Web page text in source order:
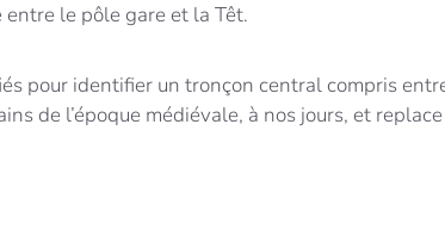
le pôle gare et la Têt.
pour identifier un tronçon central compris
de l’époque médiévale, à nos jours, et